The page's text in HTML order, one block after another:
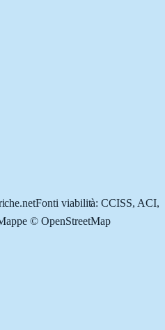
Fonti viabilità: CCISS, ACI,
© OpenStreetMap